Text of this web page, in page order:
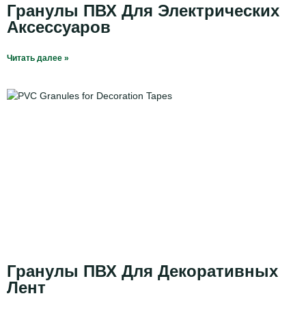
Гранулы ПВХ Для Электрических
Аксессуаров
Читать далее »
Гранулы ПВХ Для Декоративных
Лент